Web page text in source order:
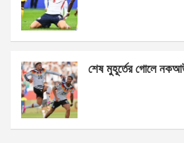
শেষ মুহূর্তের গোলে